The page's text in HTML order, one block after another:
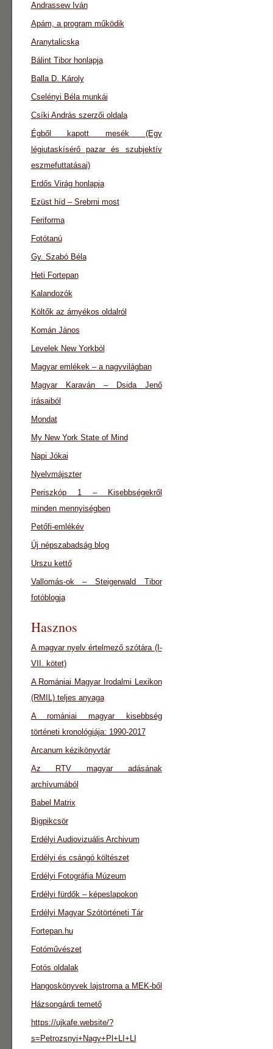
Andrassew Iván
Apám, a program működik
Aranytalicska
Bálint Tibor honlapja
Balla D. Károly
Cselényi Béla munkái
Csíki András szerzői oldala
Égből kapott mesék (Egy
légiutaskísérő pazar és szubjektív
eszmefuttatásai)
Erdős Virág honlapja
Ezüst híd – Srebrni most
Feriforma
Fotótanú
Gy. Szabó Béla
Heti Fortepan
Kalandozók
Költők az árnyékos oldalról
Komán János
Levelek New Yorkból
Magyar emlékek – a nagyvilágban
Magyar Karaván – Dsida Jenő
írásaiból
Mondat
My New York State of Mind
Napi Jókai
Nyelvmájszter
Periszkóp 1 – Kisebbségekről
minden mennyiségben
Petőfi-emlékév
Új népszabadság blog
Urszu kettő
Vallomás-ok – Steigerwald Tibor
fotóblogja
Hasznos
A magyar nyelv értelmező szótára (I-
VII. kötet)
A Romániai Magyar Irodalmi Lexikon
(RMIL) teljes anyaga
A romániai magyar kisebbség
történeti kronológiája: 1990-2017
Arcanum kézikönyvtár
Az RTV magyar adásának
archívumából
Babel Matrix
Bigpikcsör
Erdélyi Audiovizuális Archivum
Erdélyi és csángó költészet
Erdélyi Fotográfia Múzeum
Erdélyi fürdők – képeslapokon
Erdélyi Magyar Szótörténeti Tár
Fortepan.hu
Fotóművészet
Fotós oldalak
Hangoskönyvek lajstroma a MEK-ből
Házsongárdi temető
https://ujkafe.website/?
s=Petrozsnyi+Nagy+Pl+LI+LI